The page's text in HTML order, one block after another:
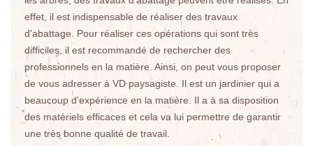
effet, il est indispensable de réaliser des travaux
d'abattage. Pour réaliser ces opérations qui sont très
difficiles, il est recommandé de rechercher des
professionnels en la matière. Ainsi, on peut vous proposer
de vous adresser à VD paysagiste. Il est un jardinier qui a
beaucoup d'expérience en la matière. Il a à sa disposition
des matériels efficaces et cela va lui permettre de garantir
une très bonne qualité de travail.